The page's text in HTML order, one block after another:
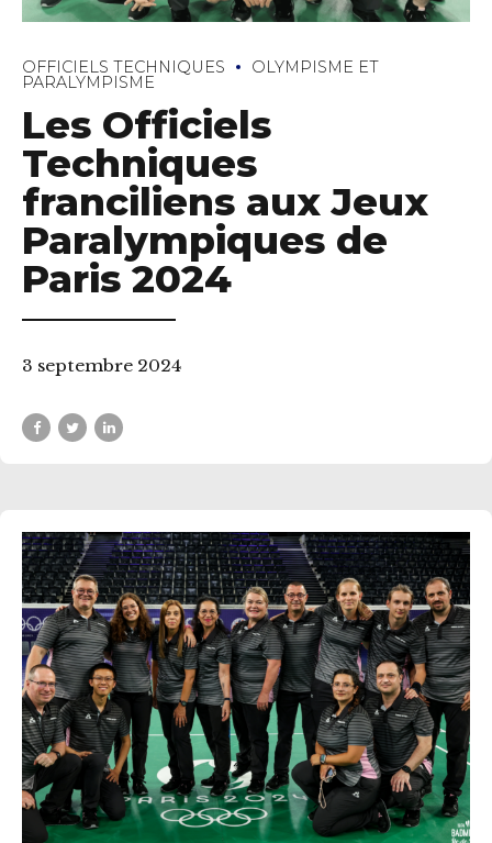
OFFICIELS TECHNIQUES OLYMPISME ET
PARALYMPISME
Les Officiels
Techniques
franciliens aux Jeux
Paralympiques de
Paris 2024
3 septembre 2024